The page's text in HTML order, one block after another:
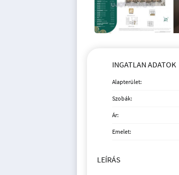
INGATLAN ADATOK
Alapterület:
Szobák:
Ár:
Emelet:
LEÍRÁS